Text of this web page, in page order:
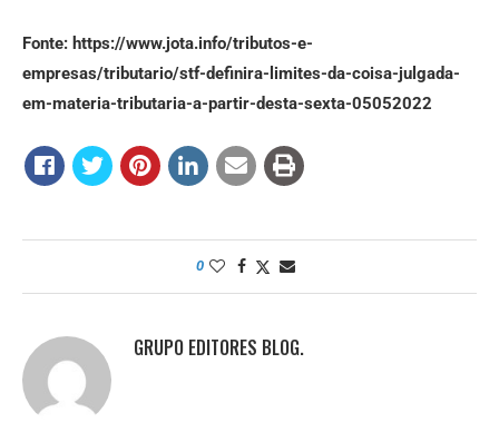
Fonte: https://www.jota.info/tributos-e-
empresas/tributario/stf-definira-limites-da-coisa-julgada-
em-materia-tributaria-a-partir-desta-sexta-05052022
0
GRUPO EDITORES BLOG.